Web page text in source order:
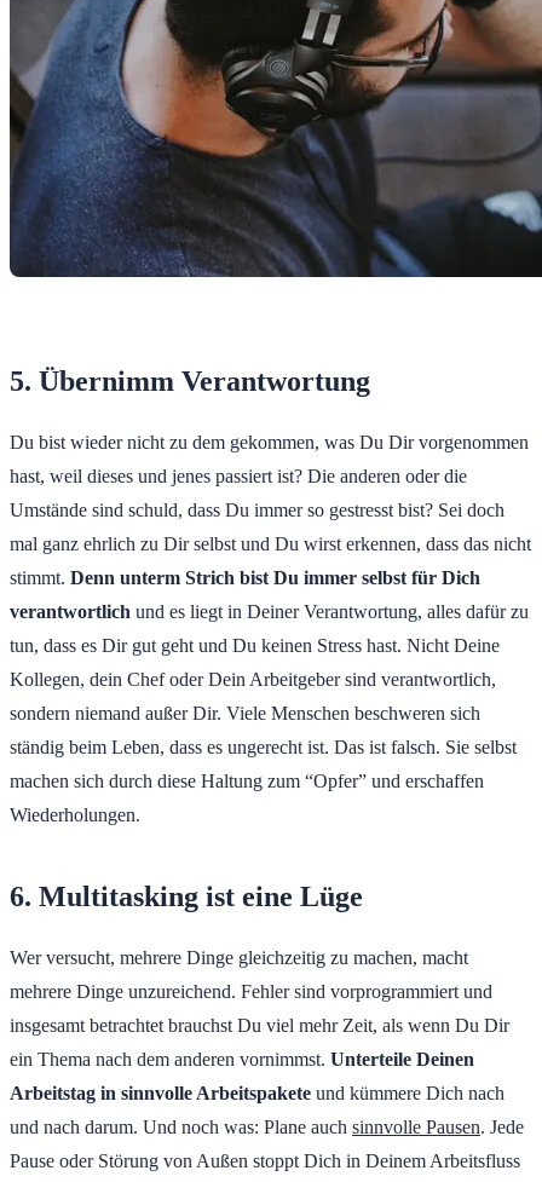
5. Übernimm Verantwortung
Du bist wieder nicht zu dem gekommen, was Du Dir vorgenommen
hast, weil dieses und jenes passiert ist? Die anderen oder die
Umstände sind schuld, dass Du immer so gestresst bist? Sei doch
mal ganz ehrlich zu Dir selbst und Du wirst erkennen, dass das nicht
stimmt. Denn unterm Strich bist Du immer selbst für Dich
verantwortlich und es liegt in Deiner Verantwortung, alles dafür zu
tun, dass es Dir gut geht und Du keinen Stress hast. Nicht Deine
Kollegen, dein Chef oder Dein Arbeitgeber sind verantwortlich,
sondern niemand außer Dir. Viele Menschen beschweren sich
ständig beim Leben, dass es ungerecht ist. Das ist falsch. Sie selbst
machen sich durch diese Haltung zum “Opfer” und erschaffen
Wiederholungen.
6. Multitasking ist eine Lüge
Wer versucht, mehrere Dinge gleichzeitig zu machen, macht
mehrere Dinge unzureichend. Fehler sind vorprogrammiert und
insgesamt betrachtet brauchst Du viel mehr Zeit, als wenn Du Dir
ein Thema nach dem anderen vornimmst. Unterteile Deinen
Arbeitstag in sinnvolle Arbeitspakete und kümmere Dich nach
und nach darum. Und noch was: Plane auch sinnvolle Pausen. Jede
Pause oder Störung von Außen stoppt Dich in Deinem Arbeitsfluss